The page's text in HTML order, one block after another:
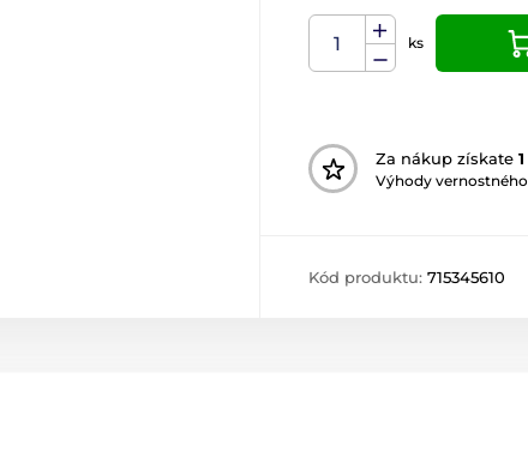
ks
Za nákup získate
Výhody
Kód produktu: 715345610